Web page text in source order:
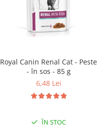
Royal Canin Renal Cat - Peste
- în sos - 85 g
6,48 Lei
ÎN STOC